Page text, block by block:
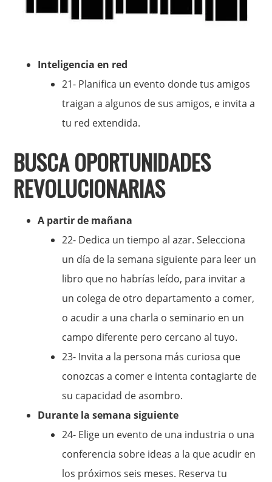
Inteligencia en red
21- Planifica un evento donde tus amigos
traigan a algunos de sus amigos, e invita a
tu red extendida.
BUSCA OPORTUNIDADES
REVOLUCIONARIAS
A partir de mañana
22- Dedica un tiempo al azar. Selecciona
un día de la semana siguiente para leer un
libro que no habrías leído, para invitar a
un colega de otro departamento a comer,
o acudir a una charla o seminario en un
campo diferente pero cercano al tuyo.
23- Invita a la persona más curiosa que
conozcas a comer e intenta contagiarte de
su capacidad de asombro.
Durante la semana siguiente
24- Elige un evento de una industria o una
conferencia sobre ideas a la que acudir en
los próximos seis meses. Reserva tu